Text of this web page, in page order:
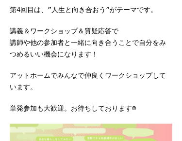
第4回目は、”人生と向き合おう”がテーマです。
講義＆ワークショップ＆質疑応答で
講師や他の参加者と一緒に向き合うことで自分をみ
つめるいい機会になります！
アットホームでみんなで仲良くワークショップして
います。
単発参加も大歓迎。お待ちしております☺